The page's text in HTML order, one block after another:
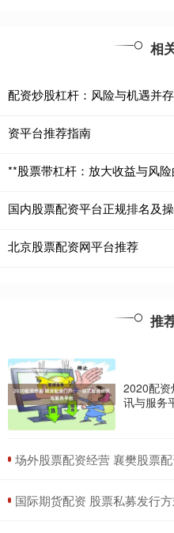
相
配资炒股杠杆：风险与机遇并
资平台推荐指南
**股票带杠杆：放大收益与风
国内股票配资平台正规排名及
北京股票配资网平台推荐
推
2020配资
讯与服务
场外股票配资经营 襄樊股票
国际期货配资 股票私募发行